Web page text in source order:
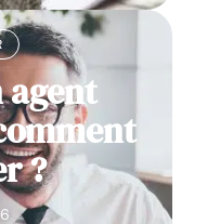
agent
?